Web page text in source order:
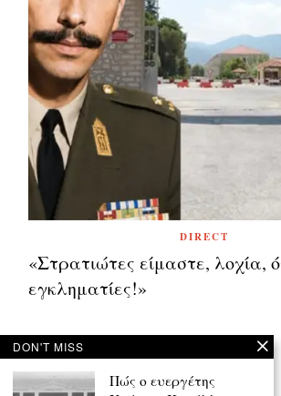
DIRECT
«Στρατιώτες είμαστε, λοχία,
εγκληματίες!»
Πλοήγηση
άρθρων
Previous Story
DON'T MISS
Πώς ο ευεργέτης